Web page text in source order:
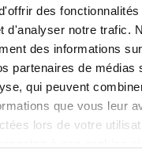
des
d'analyser notre trafic.
des informations
partenaires de médias
qui peuvent
que vous leur
lors de votre